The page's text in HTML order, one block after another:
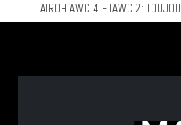
AIROH AWC 4 ETAWC 2: